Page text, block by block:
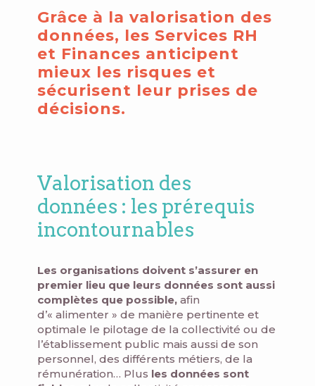
Grâce à la valorisation des
données, les Services RH
et Finances anticipent
mieux les risques et
sécurisent leur prises de
décisions.
Valorisation des
données : les prérequis
incontournables
Les organisations doivent s’assurer en
premier lieu que leurs données sont aussi
complètes que possible, afin
d’« alimenter » de manière pertinente et
optimale le pilotage de la collectivité ou de
l’établissement public mais aussi de son
personnel, des différents métiers, de la
rémunération… Plus les données sont